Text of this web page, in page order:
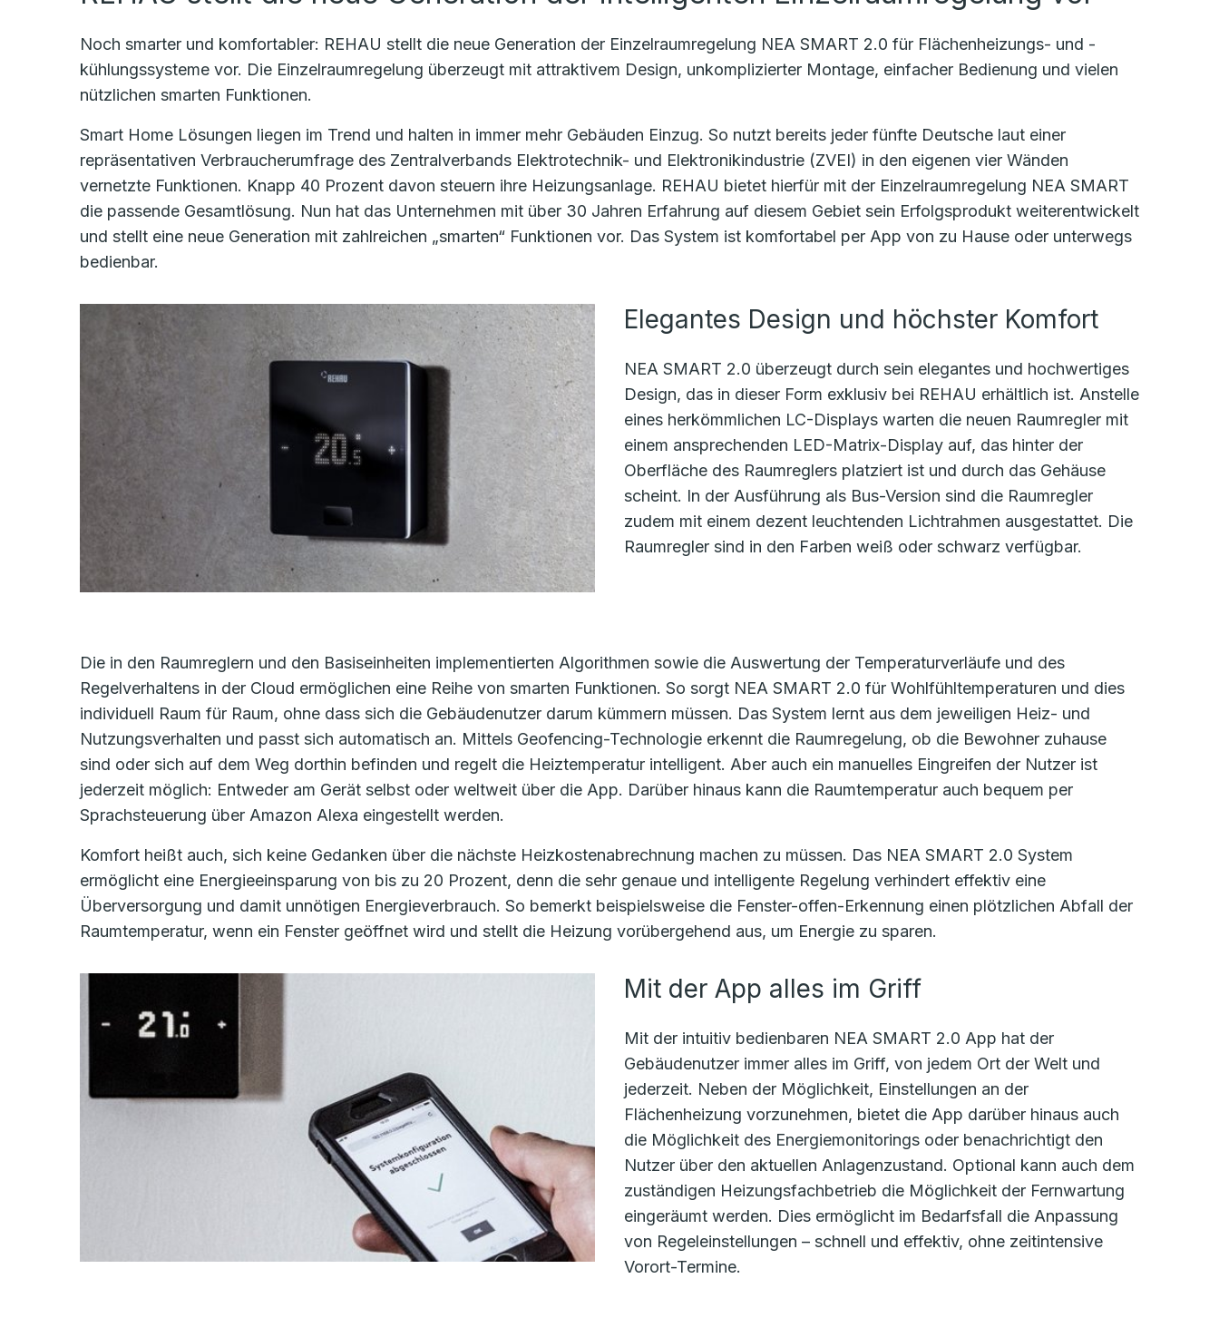
Noch smarter und komfortabler: REHAU stellt die neue Generation der Einzelraumregelung NEA SMART 2.0 für Flächenheizungs- und -
kühlungssysteme vor. Die Einzelraumregelung überzeugt mit attraktivem Design, unkomplizierter Montage, einfacher Bedienung und vielen
nützlichen smarten Funktionen.
Smart Home Lösungen liegen im Trend und halten in immer mehr Gebäuden Einzug. So nutzt bereits jeder fünfte Deutsche laut einer
repräsentativen Verbraucherumfrage des Zentralverbands Elektrotechnik- und Elektronikindustrie (ZVEI) in den eigenen vier Wänden
vernetzte Funktionen. Knapp 40 Prozent davon steuern ihre Heizungsanlage. REHAU bietet hierfür mit der Einzelraumregelung NEA SMART
die passende Gesamtlösung. Nun hat das Unternehmen mit über 30 Jahren Erfahrung auf diesem Gebiet sein Erfolgsprodukt weiterentwickelt
und stellt eine neue Generation mit zahlreichen „smarten“ Funktionen vor. Das System ist komfortabel per App von zu Hause oder unterwegs
bedienbar.
Elegantes Design und höchster Komfort
NEA SMART 2.0 überzeugt durch sein elegantes und hochwertiges
Design, das in dieser Form exklusiv bei REHAU erhältlich ist. Anstelle
eines herkömmlichen LC-Displays warten die neuen Raumregler mit
einem ansprechenden LED-Matrix-Display auf, das hinter der
Oberfläche des Raumreglers platziert ist und durch das Gehäuse
scheint. In der Ausführung als Bus-Version sind die Raumregler
zudem mit einem dezent leuchtenden Lichtrahmen ausgestattet. Die
Raumregler sind in den Farben weiß oder schwarz verfügbar.
Die in den Raumreglern und den Basiseinheiten implementierten Algorithmen sowie die Auswertung der Temperaturverläufe und des
Regelverhaltens in der Cloud ermöglichen eine Reihe von smarten Funktionen. So sorgt NEA SMART 2.0 für Wohlfühltemperaturen und dies
individuell Raum für Raum, ohne dass sich die Gebäudenutzer darum kümmern müssen. Das System lernt aus dem jeweiligen Heiz- und
Nutzungsverhalten und passt sich automatisch an. Mittels Geofencing-Technologie erkennt die Raumregelung, ob die Bewohner zuhause
sind oder sich auf dem Weg dorthin befinden und regelt die Heiztemperatur intelligent. Aber auch ein manuelles Eingreifen der Nutzer ist
jederzeit möglich: Entweder am Gerät selbst oder weltweit über die App. Darüber hinaus kann die Raumtemperatur auch bequem per
Sprachsteuerung über Amazon Alexa eingestellt werden.
Komfort heißt auch, sich keine Gedanken über die nächste Heizkostenabrechnung machen zu müssen. Das NEA SMART 2.0 System
ermöglicht eine Energieeinsparung von bis zu 20 Prozent, denn die sehr genaue und intelligente Regelung verhindert effektiv eine
Überversorgung und damit unnötigen Energieverbrauch. So bemerkt beispielsweise die Fenster-offen-Erkennung einen plötzlichen Abfall der
Raumtemperatur, wenn ein Fenster geöffnet wird und stellt die Heizung vorübergehend aus, um Energie zu sparen.
Mit der App alles im Griff
Mit der intuitiv bedienbaren NEA SMART 2.0 App hat der
Gebäudenutzer immer alles im Griff, von jedem Ort der Welt und
jederzeit. Neben der Möglichkeit, Einstellungen an der
Flächenheizung vorzunehmen, bietet die App darüber hinaus auch
die Möglichkeit des Energiemonitorings oder benachrichtigt den
Nutzer über den aktuellen Anlagenzustand. Optional kann auch dem
zuständigen Heizungsfachbetrieb die Möglichkeit der Fernwartung
eingeräumt werden. Dies ermöglicht im Bedarfsfall die Anpassung
von Regeleinstellungen – schnell und effektiv, ohne zeitintensive
Vorort-Termine.